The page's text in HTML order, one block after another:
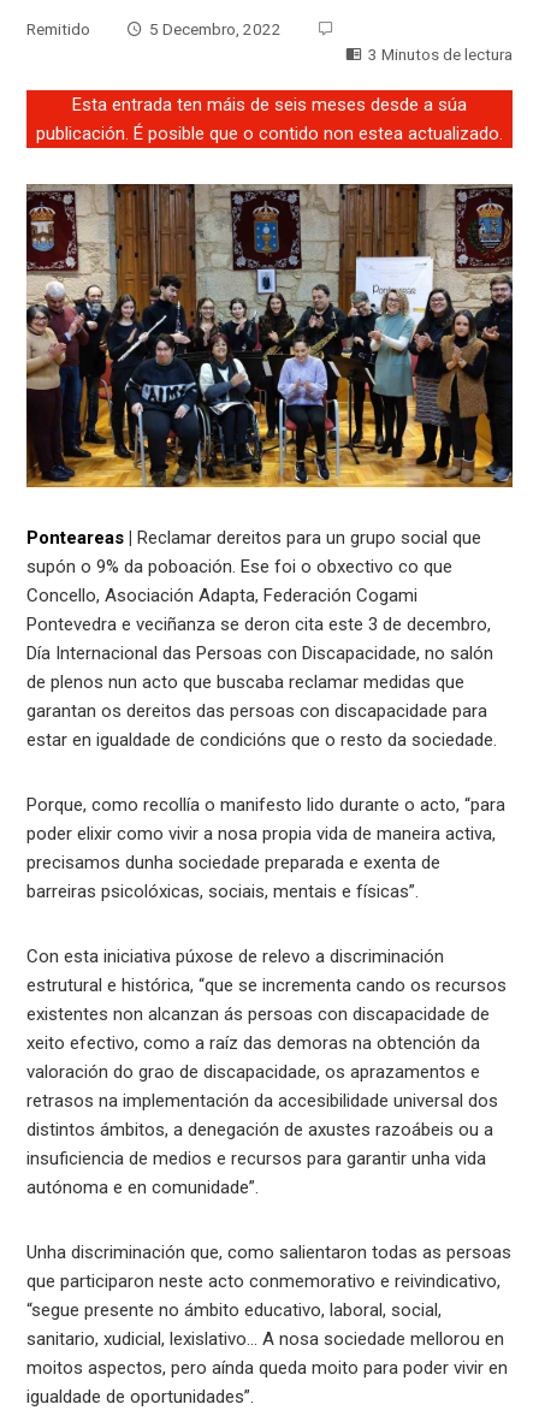
Remitido
5 Decembro, 2022
3 Minutos de lectura
Esta entrada ten máis de seis meses desde a súa
publicación. É posible que o contido non estea actualizado.
Ponteareas | Reclamar dereitos para un grupo social que
supón o 9% da poboación. Ese foi o obxectivo co que
Concello, Asociación Adapta, Federación Cogami
Pontevedra e veciñanza se deron cita este 3 de decembro,
Día Internacional das Persoas con Discapacidade, no salón
de plenos nun acto que buscaba reclamar medidas que
garantan os dereitos das persoas con discapacidade para
estar en igualdade de condicións que o resto da sociedade.
Porque, como recollía o manifesto lido durante o acto, “para
poder elixir como vivir a nosa propia vida de maneira activa,
precisamos dunha sociedade preparada e exenta de
barreiras psicolóxicas, sociais, mentais e físicas”.
Con esta iniciativa púxose de relevo a discriminación
estrutural e histórica, “que se incrementa cando os recursos
existentes non alcanzan ás persoas con discapacidade de
xeito efectivo, como a raíz das demoras na obtención da
valoración do grao de discapacidade, os aprazamentos e
retrasos na implementación da accesibilidade universal dos
distintos ámbitos, a denegación de axustes razoábeis ou a
insuficiencia de medios e recursos para garantir unha vida
autónoma e en comunidade”.
Unha discriminación que, como salientaron todas as persoas
que participaron neste acto conmemorativo e reivindicativo,
“segue presente no ámbito educativo, laboral, social,
sanitario, xudicial, lexislativo… A nosa sociedade mellorou en
moitos aspectos, pero aínda queda moito para poder vivir en
igualdade de oportunidades”.